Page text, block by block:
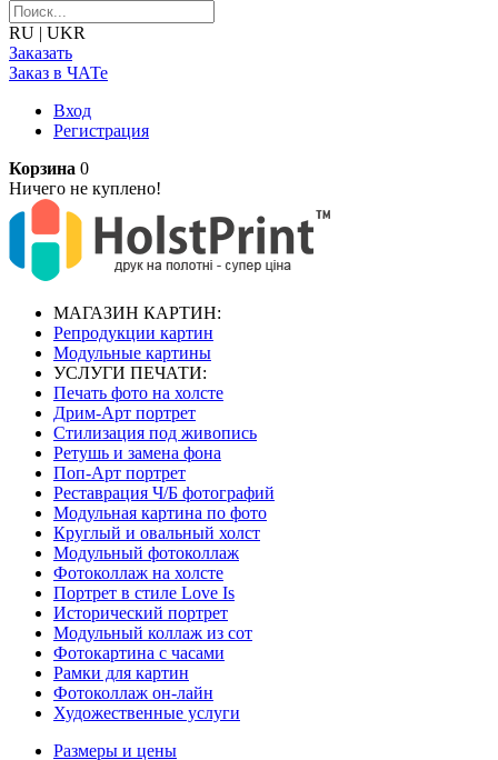
RU | UKR
Заказать
Заказ в ЧАТе
Вход
Регистрация
Корзина 0
Ничего не куплено!
МАГАЗИН КАРТИН:
Репродукции картин
Модульные картины
УСЛУГИ ПЕЧАТИ:
Печать фото на холсте
Дрим-Арт портрет
Стилизация под живопись
Ретушь и замена фона
Поп-Арт портрет
Реставрация Ч/Б фотографий
Модульная картина по фото
Круглый и овальный холст
Модульный фотоколлаж
Фотоколлаж на холсте
Портрет в стиле Love Is
Исторический портрет
Модульный коллаж из сот
Фотокартина с часами
Рамки для картин
Фотоколлаж он-лайн
Художественные услуги
Размеры и цены